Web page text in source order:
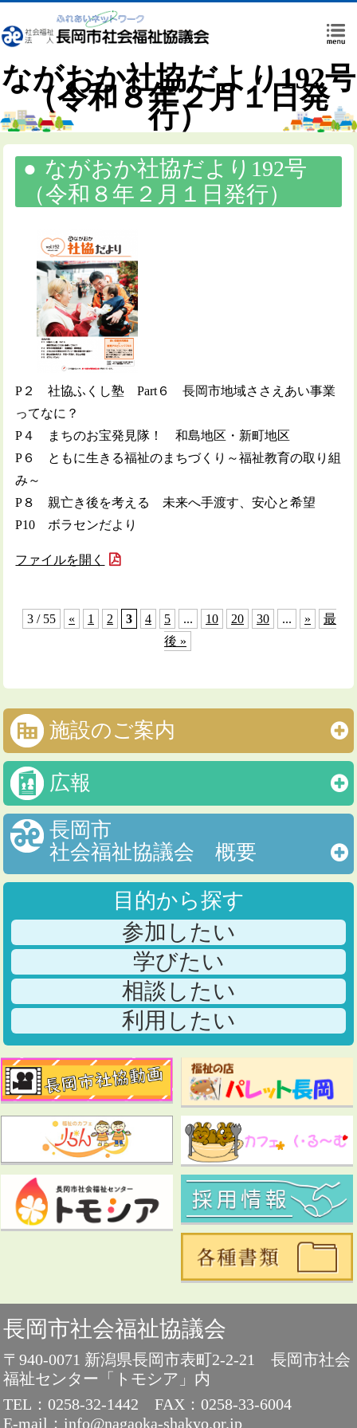
ながおか社協だより192号
（令和８年２月１日発
行）
ながおか社協だより192号
（令和８年２月１日発行）
P２ 社協ふくし塾 Part６ 長岡市地域ささえあい事業
ってなに？
P４ まちのお宝発見隊！ 和島地区・新町地区
P６ ともに生きる福祉のまちづくり～福祉教育の取り組
み～
P８ 親亡き後を考える 未来へ手渡す、安心と希望
P10 ボラセンだより
ファイルを開く
3 / 55 « 1 2 3 4 5 ... 10 20 30 ... »
最
後 »
施設のご案内
広報
長岡市
社会福祉協議会 概要
目的から探す
参加したい
学びたい
相談したい
利用したい
長岡市社会福祉協議会
〒940-0071 新潟県長岡市表町2-2-21 長岡市社会
福祉センター「トモシア」内
TEL：0258-32-1442
FAX：0258-33-6004
E-mail：info@nagaoka-shakyo.or.jp